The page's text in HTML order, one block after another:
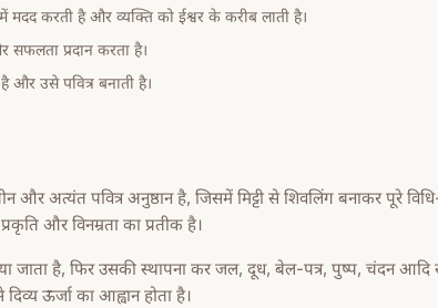
मदद करती है और व्यक्ति को ईश्वर के करीब लाती है।
सफलता प्रदान करता है।
और उसे पवित्र बनाती है।
और अत्यंत पवित्र अनुष्ठान है, जिसमें मिट्टी से शिवलिंग बनाकर पूरे
और विनम्रता का प्रतीक है।
जाता है, फिर उसकी स्थापना कर जल, दूध, बेल-पत्र, पुष्प, चंदन
ऊर्जा का आह्वान होता है।